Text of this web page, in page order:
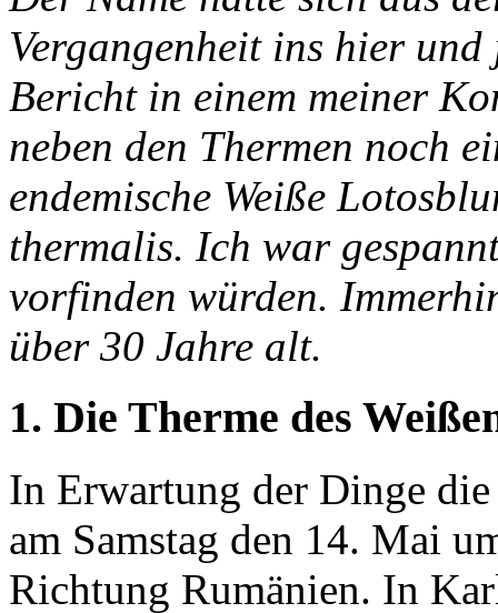
Vergangenheit ins hier
Bericht in einem meiner
neben den Thermen noch
endemische Weiße
thermalis. Ich war
vorfinden würden.
über 30 Jahre alt.
1. Die Therme des
In Erwartung der Dinge
am Samstag den 14. Mai
Richtung Rumänien. In